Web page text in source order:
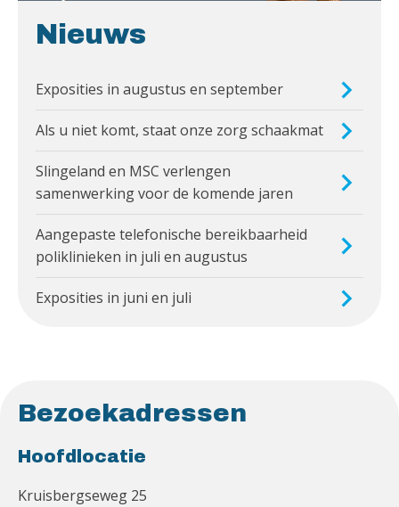
Nieuws
Exposities in augustus en september
Als u niet komt, staat onze zorg schaakmat
Slingeland en MSC verlengen
samenwerking voor de komende jaren
Aangepaste telefonische bereikbaarheid
poliklinieken in juli en augustus
Exposities in juni en juli
Bezoekadressen
Hoofdlocatie
Kruisbergseweg 25